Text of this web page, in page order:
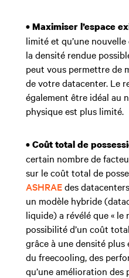
• Maximiser l’espace
limité et qu’une
la densité rendue
peut vous permettre de
de votre datacenter. Le
également être idéal au
physique est plus limité.
• Coût total de
certain nombre de
sur le coût total de
ASHRAEdes
un modèle hybride
liquide) a révélé que «
possibilité d’un coût
grâce à une densité
du freecooling, des
qu’une amélioration des